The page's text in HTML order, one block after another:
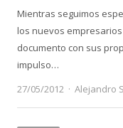
Mientras seguimos
los nuevos
documento con sus
impulso…
27/05/2012
Author
Alejandro